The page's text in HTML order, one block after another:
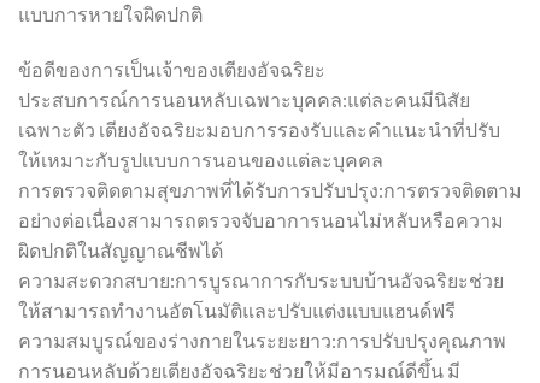
แบบการหายใจผิดปกติ
ข้อดีของการเป็นเจ้าของเตียงอัจฉริยะ
ประสบการณ์การนอนหลับเฉพาะบุคคล:แต่ละคนมีนิสัย
เฉพาะตัว เตียงอัจฉริยะมอบการรองรับและคำแนะนำที่ปรับ
ให้เหมาะกับรูปแบบการนอนของแต่ละบุคคล
การตรวจติดตามสุขภาพที่ได้รับการปรับปรุง:การตรวจติดตาม
อย่างต่อเนื่องสามารถตรวจจับอาการนอนไม่หลับหรือความ
ผิดปกติในสัญญาณชีพได้
ความสะดวกสบาย:การบูรณาการกับระบบบ้านอัจฉริยะช่วย
ให้สามารถทำงานอัตโนมัติและปรับแต่งแบบแฮนด์ฟรี
ความสมบูรณ์ของร่างกายในระยะยาว:การปรับปรุงคุณภาพ
การนอนหลับด้วยเตียงอัจฉริยะช่วยให้มีอารมณ์ดีขึ้น มี